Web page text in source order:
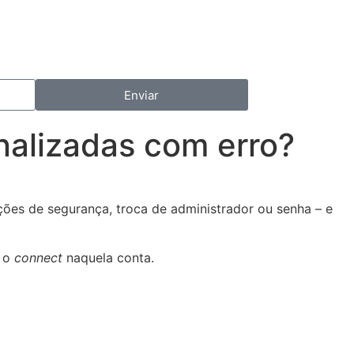
Enviar
com erro?
de segurança, troca de administrador ou senha – e
connect naquela conta.